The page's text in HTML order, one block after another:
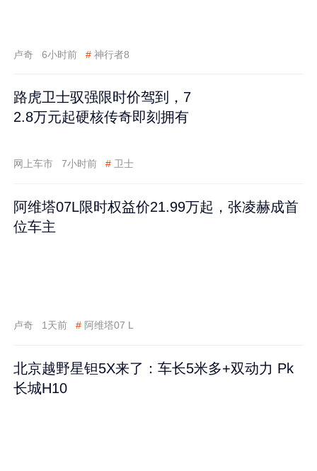
卢奇 6小时前 # 神行者8
路虎卫士驭强限时价驾到，7
2.8万元起硬核传奇即刻拥有
网上车市 7小时前 # 卫士
阿维塔07L限时权益价21.99万起，张凌赫成首
位车主
卢奇 1天前 # 阿维塔07 L
北京越野星钽5X来了：车长5米多+双动力 Pk
长城H10